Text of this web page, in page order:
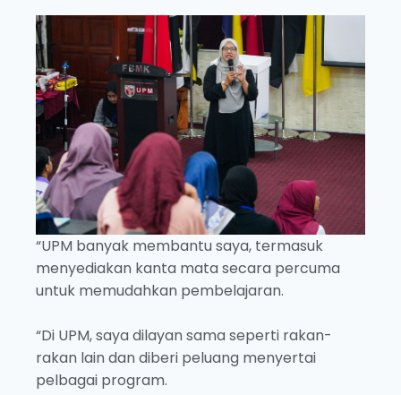
“UPM banyak membantu saya, termasuk
menyediakan kanta mata secara percuma
untuk memudahkan pembelajaran.
“Di UPM, saya dilayan sama seperti rakan-
rakan lain dan diberi peluang menyertai
pelbagai program.